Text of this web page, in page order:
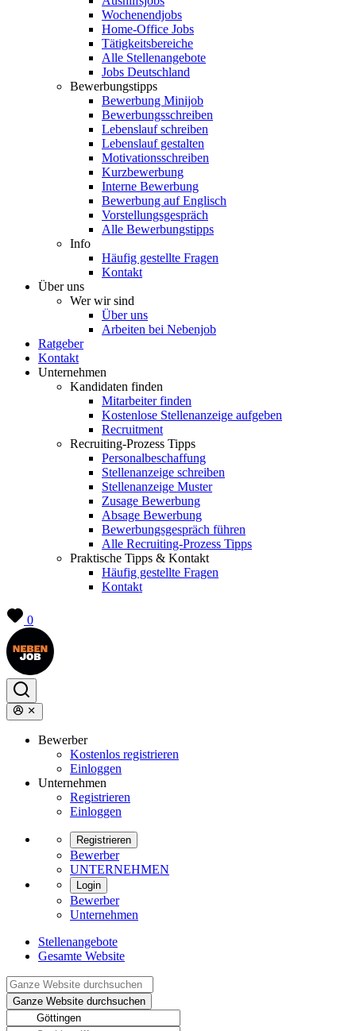
Wochenendjobs
Home-Office Jobs
Tätigkeitsbereiche
Alle Stellenangebote
Jobs Deutschland
Bewerbungstipps
Bewerbung Minijob
Bewerbungsschreiben
Lebenslauf schreiben
Lebenslauf gestalten
Motivationsschreiben
Kurzbewerbung
Interne Bewerbung
Bewerbung auf Englisch
Vorstellungsgespräch
Alle Bewerbungstipps
Info
Häufig gestellte Fragen
Kontakt
Über uns
Wer wir sind
Über uns
Arbeiten bei Nebenjob
Ratgeber
Kontakt
Unternehmen
Kandidaten finden
Mitarbeiter finden
Kostenlose Stellenanzeige aufgeben
Recruitment
Recruiting-Prozess Tipps
Personalbeschaffung
Stellenanzeige schreiben
Stellenanzeige Muster
Zusage Bewerbung
Absage Bewerbung
Bewerbungsgespräch führen
Alle Recruiting-Prozess Tipps
Praktische Tipps & Kontakt
Häufig gestellte Fragen
Kontakt
0
Bewerber
Kostenlos registrieren
Einloggen
Unternehmen
Registrieren
Einloggen
Registrieren
Bewerber
UNTERNEHMEN
Login
Bewerber
Unternehmen
Stellenangebote
Gesamte Website